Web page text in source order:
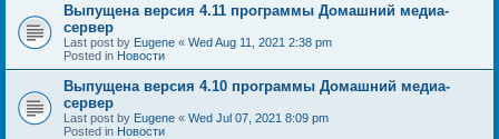
Выпущена версия 4.11 программы Домашний медиа-
сервер
Last post by Eugene « Wed Aug 11, 2021 2:38 pm
Posted in Новости
Выпущена версия 4.10 программы Домашний медиа-
сервер
Last post by Eugene « Wed Jul 07, 2021 8:09 pm
Posted in Новости